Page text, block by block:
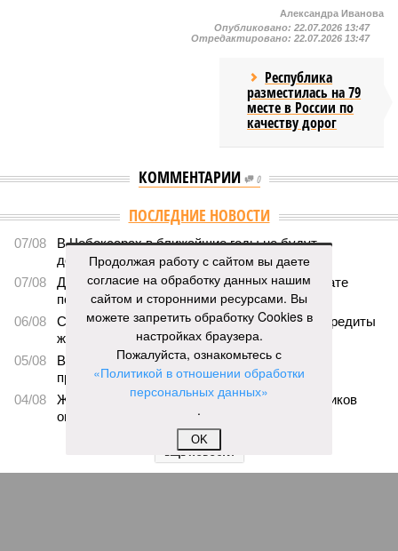
Александра Иванова
Опубликовано: 22.07.2026 13:47
Отредактировано: 22.07.2026 13:47
Республика
разместилась на 79
месте в России по
качеству дорог
КОММЕНТАРИИ 0
ПОСЛЕДНИЕ НОВОСТИ
07/08
В Чебоксарах в ближайшие годы не будут
достраивать спуск к заливу
07/08
Два предприятия выплатили долги по зарплате
после вмешательства прокуратуры
06/08
Суд аннулировал ошибочно оформленные кредиты
жителя Чебоксар
05/08
В Чебоксарах снесут 46 строений рядом с
проблемной «Кувшинкой»
04/08
Житель Екатеринбурга по указанию мошенников
ограбил квартиру в Чебоксарах
ЕЩЕ НОВОСТИ
Продолжая работу с сайтом вы даете
согласие на обработку данных нашим
сайтом и сторонними ресурсами. Вы
можете запретить обработку Cookies в
настройках браузера.
Пожалуйста, ознакомьтесь с
«Политикой в отношении обработки
персональных данных»
.
OK